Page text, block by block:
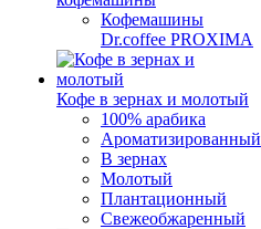
Кофемашины
Dr.coffee PROXIMA
Кофе в зернах и молотый
100% арабика
Ароматизированный
В зернах
Молотый
Плантационный
Свежеобжаренный